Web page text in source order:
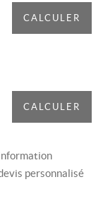
CALCULER
CALCULER
personnalisé